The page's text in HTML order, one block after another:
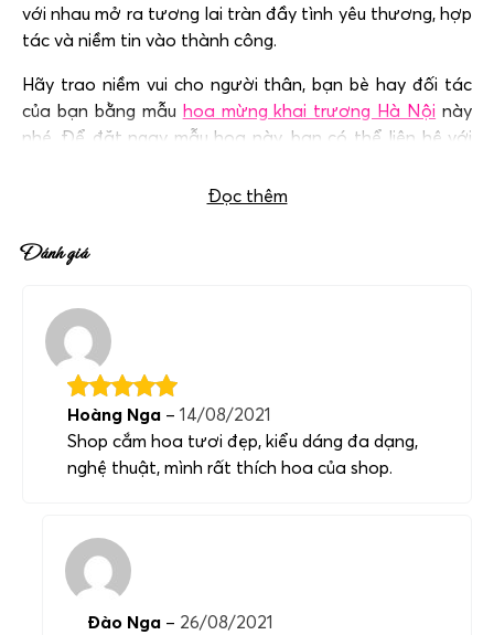
với nhau mở ra tương lai tràn đầy tình yêu thương, hợp
tác và niềm tin vào thành công.
Hãy trao niềm vui cho người thân, bạn bè hay đối tác
của bạn bằng mẫu hoa mừng khai trương Hà Nội này
nhé. Để đặt ngay mẫu hoa này, bạn có thể liên hệ với
Đọc thêm
Đánh giá
Hoàng Nga – 14/08/2021
Shop cắm hoa tươi đẹp, kiểu dáng đa dạng,
nghệ thuật, mình rất thích hoa của shop.
Đào Nga – 26/08/2021